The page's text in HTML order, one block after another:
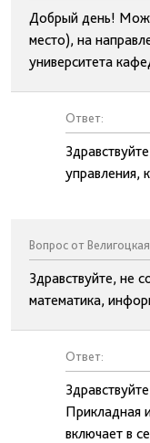
Добрый день!
место), на
университета
Ответ:
управления,
Вопрос от
Здравствуйте, не
математика,
Ответ:
Прикладная
включает в